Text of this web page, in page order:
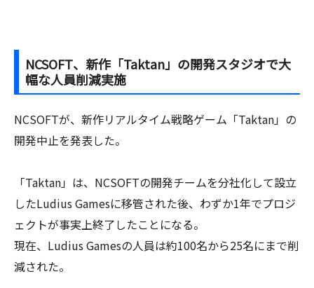
NCSOFT、新作「Taktan」の開発スタジオで大
幅な人員削減実施
NCSOFTが、新作リアルタイム戦略ゲーム「Taktan」の
開発中止を発表した。
「Taktan」は、NCSOFTの開発チームを分社化して設立
したLudius Gamesに移管された後、わずか1年でプロジ
ェクトが事実上終了したことになる。
現在、Ludius Gamesの人員は約100名から25名にまで削
減された。